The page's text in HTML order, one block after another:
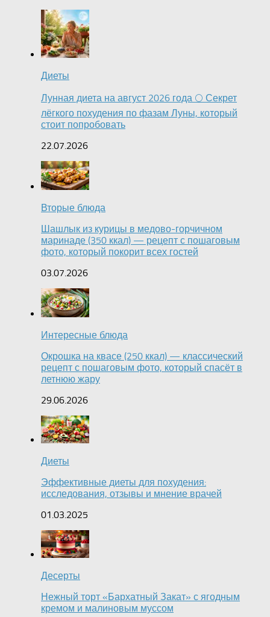
Диеты
Лунная диета на август 2026 года 🌕 Секрет
лёгкого похудения по фазам Луны, который
стоит попробовать
22.07.2026
Вторые блюда
Шашлык из курицы в медово-горчичном
маринаде (350 ккал) — рецепт с пошаговым
фото, который покорит всех гостей
03.07.2026
Интересные блюда
Окрошка на квасе (250 ккал) — классический
рецепт с пошаговым фото, который спасёт в
летнюю жару
29.06.2026
Диеты
Эффективные диеты для похудения:
исследования, отзывы и мнение врачей
01.03.2025
Десерты
Нежный торт «Бархатный Закат» с ягодным
кремом и малиновым муссом